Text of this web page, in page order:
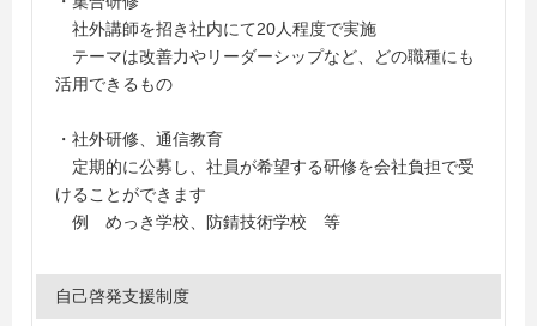
社外講師を招き社内にて20人程度で実施
テーマは改善力やリーダーシップなど、どの職種にも
活用できるもの
・社外研修、通信教育
定期的に公募し、社員が希望する研修を会社負担で受
けることができます
例 めっき学校、防錆技術学校 等
自己啓発支援制度